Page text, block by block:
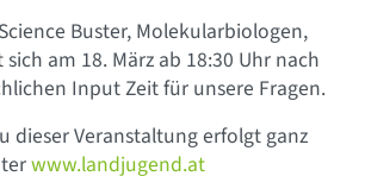
Buster, Molekularbiologen,
am 18. März ab 18:30 Uhr nach
Input Zeit für unsere Fragen.
dieser Veranstaltung erfolgt ganz
www.landjugend.at